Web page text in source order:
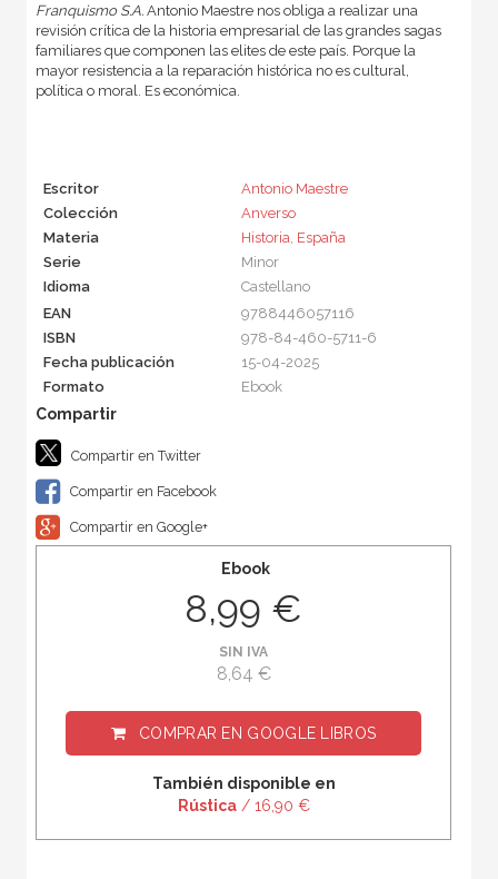
Franquismo S.A. Antonio Maestre nos obliga a realizar una
revisión crítica de la historia empresarial de las grandes sagas
familiares que componen las elites de este país. Porque la
mayor resistencia a la reparación histórica no es cultural,
política o moral. Es económica.
Escritor
Antonio Maestre
Colección
Anverso
Materia
Historia España
Serie
Minor
Idioma
Castellano
EAN
9788446057116
ISBN
978-84-460-5711-6
Fecha publicación
15-04-2025
Formato
Ebook
Compartir en Twitter
Compartir en Facebook
Compartir en Google+
Ebook
8,99 €
SIN IVA
8,64 €
COMPRAR EN GOOGLE LIBROS
También disponible en
Rústica/ 16,90 €